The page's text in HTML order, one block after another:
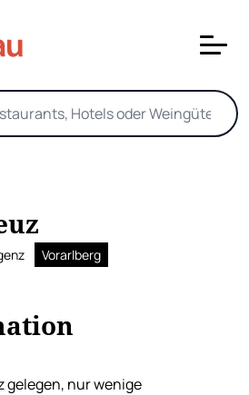
Vorarlberg
gelegen, nur wenige